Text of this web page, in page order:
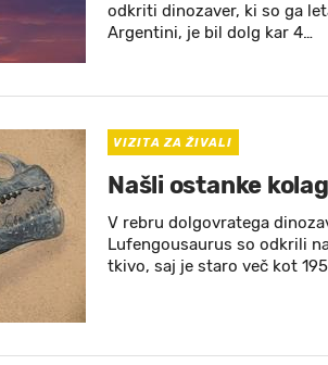
odkriti dinozaver, ki so ga
Argentini, je bil dolg kar 4…
VIZITA ZA ŽIVALI
Našli ostanke
V rebru dolgovratega
Lufengousaurus so odkrili
tkivo, saj je staro več kot